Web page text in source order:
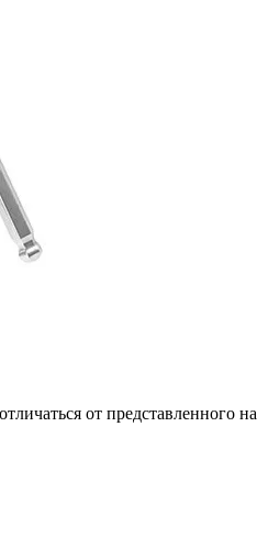
от представленного на